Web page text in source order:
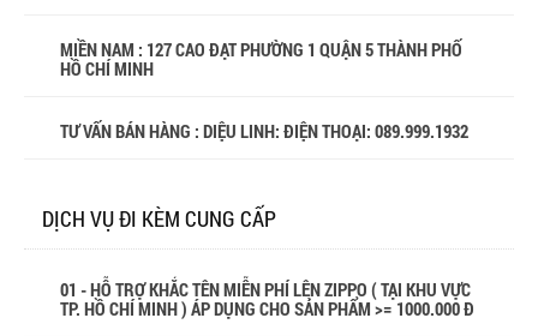
MIỀN NAM : 127 CAO ĐẠT PHƯỜNG 1 QUẬN 5 THÀNH PHỐ
HỒ CHÍ MINH
TƯ VẤN BÁN HÀNG : DIỆU LINH: ĐIỆN THOẠI: 089.999.1932
DỊCH VỤ ĐI KÈM CUNG CẤP
01 - HỖ TRỢ KHẮC TÊN MIỄN PHÍ LÊN ZIPPO ( TẠI KHU VỰC
TP. HỒ CHÍ MINH ) ÁP DỤNG CHO SẢN PHẨM >= 1000.000 Đ